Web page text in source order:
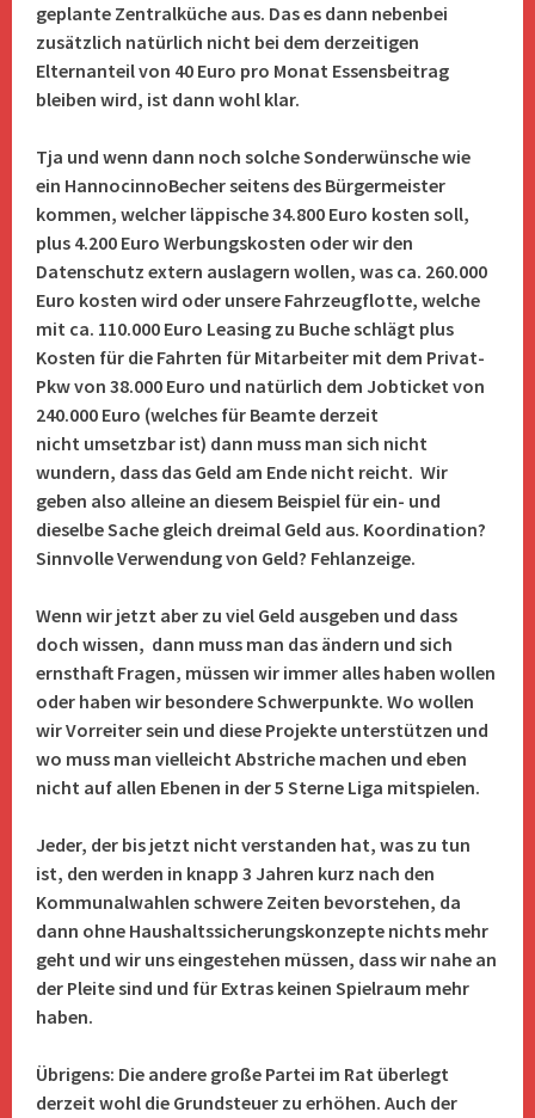
geplante Zentralküche aus. Das es dann nebenbei
zusätzlich natürlich nicht bei dem derzeitigen
Elternanteil von 40 Euro pro Monat Essensbeitrag
bleiben wird, ist dann wohl klar.
Tja und wenn dann noch solche Sonderwünsche wie
ein HannocinnoBecher seitens des Bürgermeister
kommen, welcher läppische 34.800 Euro kosten soll,
plus 4.200 Euro Werbungskosten oder wir den
Datenschutz extern auslagern wollen, was ca. 260.000
Euro kosten wird oder unsere Fahrzeugflotte, welche
mit ca. 110.000 Euro Leasing zu Buche schlägt plus
Kosten für die Fahrten für Mitarbeiter mit dem Privat-
Pkw von 38.000 Euro und natürlich dem Jobticket von
240.000 Euro (welches für Beamte derzeit
nicht umsetzbar ist) dann muss man sich nicht
wundern, dass das Geld am Ende nicht reicht. Wir
geben also alleine an diesem Beispiel für ein- und
dieselbe Sache gleich dreimal Geld aus. Koordination?
Sinnvolle Verwendung von Geld? Fehlanzeige.
Wenn wir jetzt aber zu viel Geld ausgeben und dass
doch wissen, dann muss man das ändern und sich
ernsthaft Fragen, müssen wir immer alles haben wollen
oder haben wir besondere Schwerpunkte. Wo wollen
wir Vorreiter sein und diese Projekte unterstützen und
wo muss man vielleicht Abstriche machen und eben
nicht auf allen Ebenen in der 5 Sterne Liga mitspielen.
Jeder, der bis jetzt nicht verstanden hat, was zu tun
ist, den werden in knapp 3 Jahren kurz nach den
Kommunalwahlen schwere Zeiten bevorstehen, da
dann ohne Haushaltssicherungskonzepte nichts mehr
geht und wir uns eingestehen müssen, dass wir nahe an
der Pleite sind und für Extras keinen Spielraum mehr
haben.
Übrigens: Die andere große Partei im Rat überlegt
derzeit wohl die Grundsteuer zu erhöhen. Auch der